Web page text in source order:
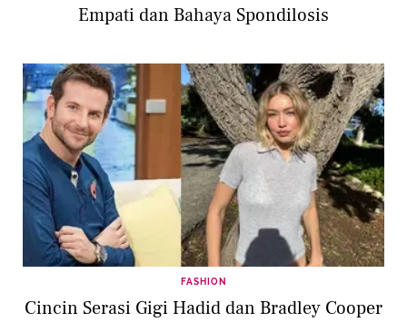
Empati dan Bahaya Spondilosis
FASHION
Cincin Serasi Gigi Hadid dan Bradley Cooper